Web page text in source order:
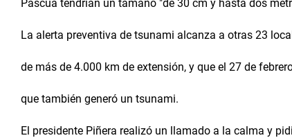
Pascua tendrían un tamaño "de 30 cm y hasta dos
La alerta preventiva de tsunami alcanza a otras 23
de más de 4.000 km de extensión, y que el 27 de
que también generó un tsunami.
El presidente Piñera realizó un llamado a la calma y